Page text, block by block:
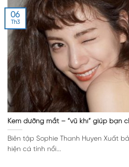
Kem dưỡng mắt – “vũ khí” giúp bạn
Biên tập Sophie Thanh Huyen Xuất
hiện cá tính nổi...
06
Th3